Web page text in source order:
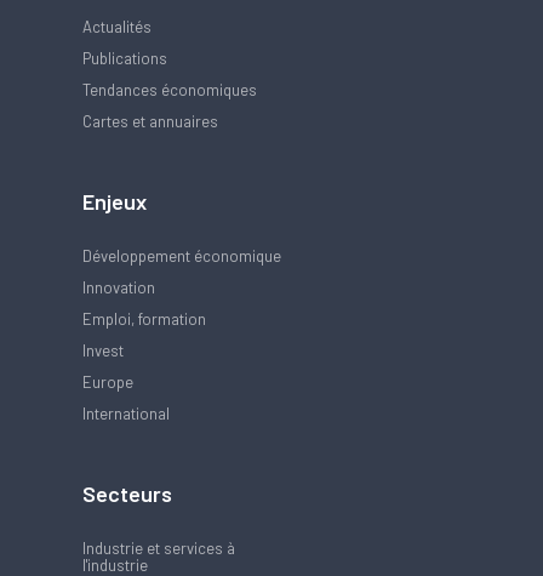
Actualités
Publications
Tendances économiques
Cartes et annuaires
Enjeux
Développement économique
Innovation
Emploi, formation
Invest
Europe
International
Secteurs
Industrie et services à
l'industrie